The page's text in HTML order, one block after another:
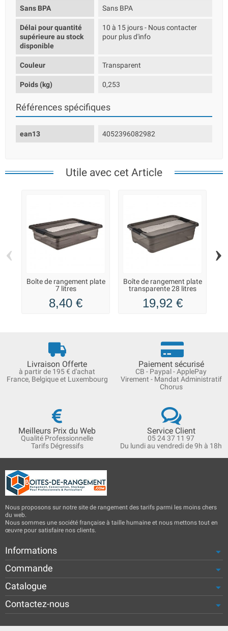
Sans BPA Sans BPA
Délai pour quantité
supérieure au stock
disponible
10 à 15 jours - Nous contacter
pour plus d'info
Couleur Transparent
Poids (kg) 0,253
Références spécifiques
ean13 4052396082982
Utile avec cet Article
Boîte de rangement plate
7 litres
8,40 €
Boîte de rangement plate
transparente 28 litres
19,92 €
‹ ›
Livraison Offerte
à partir de 195 € d'achat
France, Belgique et Luxembourg
Paiement sécurisé
CB - Paypal - ApplePay
Virement - Mandat Administratif
Chorus
Meilleurs Prix du Web
Qualité Professionnelle
Tarifs Dégressifs
Service Client
05 24 37 11 97
Du lundi au vendredi de 9h à 18h
Nous proposons sur notre site de rangement des tarifs parmi les moins chers
du web.
Nous sommes une société française à taille humaine et nous mettons tout en
œuvre pour satisfaire nos clients.
Informations
Commande
Catalogue
Contactez-nous